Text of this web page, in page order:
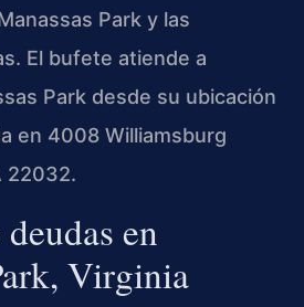
Park y las
El bufete atiende a
Park desde su ubicación
en 4008 Williamsburg
22032.
en
Virginia